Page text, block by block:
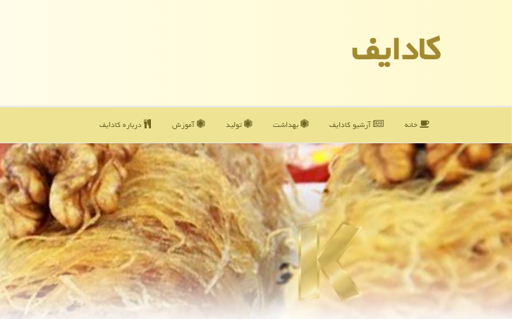
كادایف
خانه آرشیو كادایف بهداشت تولید آموزش درباره كادایف